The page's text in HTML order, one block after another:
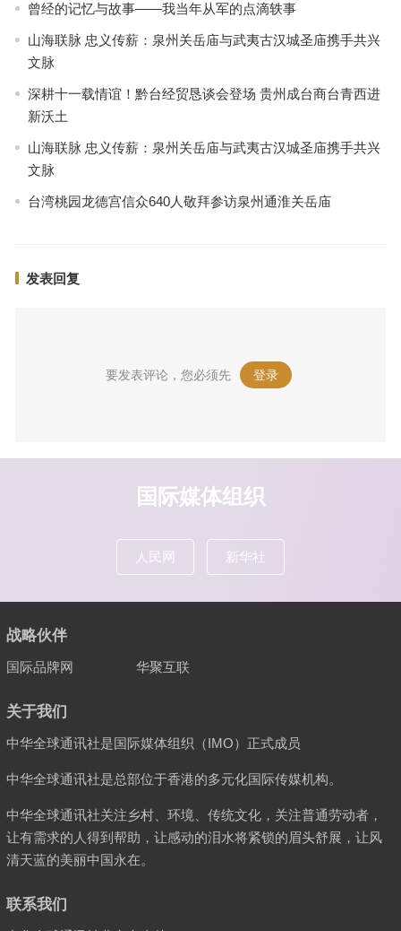
曾经的记忆与故事——我当年从军的点滴轶事
山海联脉 忠义传薪：泉州关岳庙与武夷古汉城圣庙携手共兴
文脉
深耕十一载情谊！黔台经贸恳谈会登场 贵州成台商台青西进
新沃土
山海联脉 忠义传薪：泉州关岳庙与武夷古汉城圣庙携手共兴
文脉
台湾桃园龙德宫信众640人敬拜参访泉州通淮关岳庙
发表回复
要发表评论，您必须先 登录 。
国际媒体组织
人民网 新华社
战略伙伴
国际品牌网 华聚互联
关于我们
中华全球通讯社是国际媒体组织（IMO）正式成员
中华全球通讯社是总部位于香港的多元化国际传媒机构。
中华全球通讯社关注乡村、环境、传统文化，关注普通劳动者，
让有需求的人得到帮助，让感动的泪水将紧锁的眉头舒展，让风
清天蓝的美丽中国永在。
联系我们